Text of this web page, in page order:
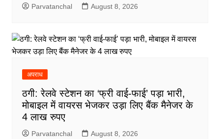
Parvatanchal August 8, 2026
अपराध
ठगी: रेलवे स्टेशन का ‘फ्री वाई-फाई’ पड़ा भारी,
मोबाइल में वायरस भेजकर उड़ा लिए बैंक मैनेजर के
4 लाख रुपए
Parvatanchal August 8, 2026